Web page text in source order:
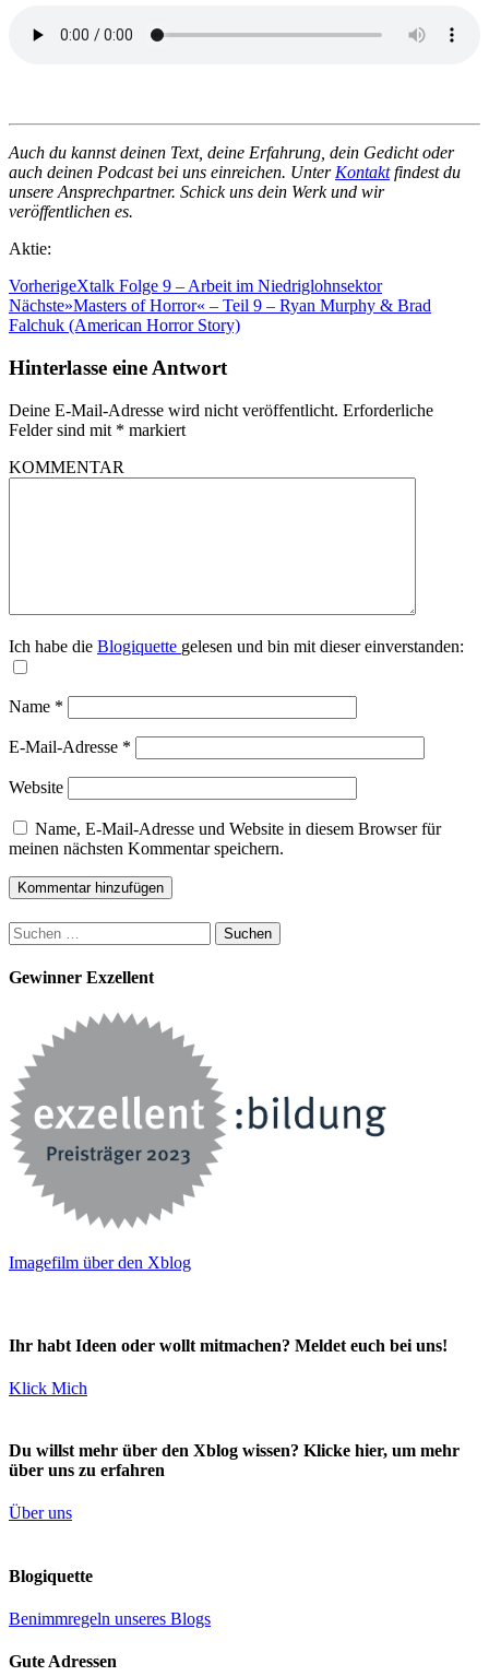
Auch du kannst deinen Text, deine Erfahrung, dein Gedicht oder
auch deinen Podcast bei uns einreichen. Unter Kontaktfindest du
unsere Ansprechpartner. Schick uns dein Werk und wir
veröffentlichen es.
Aktie:
VorherigeXtalk Folge 9 – Arbeit im Niedriglohnsektor
Nächste»Masters of Horror« – Teil 9 – Ryan Murphy & Brad
Falchuk (American Horror Story)
Hinterlasse eine Antwort
Deine E-Mail-Adresse wird nicht veröffentlicht. Erforderliche
Felder sind mit * markiert
KOMMENTAR
Ich habe die Blogiquette gelesen und bin mit dieser einverstanden:
Name *
E-Mail-Adresse *
Website
Name, E-Mail-Adresse und Website in diesem Browser für
meinen nächsten Kommentar speichern.
Suchen
nach:
Gewinner Exzellent
Imagefilm über den Xblog
Ihr habt Ideen oder wollt mitmachen? Meldet euch bei uns!
Klick Mich
Du willst mehr über den Xblog wissen? Klicke hier, um mehr
über uns zu erfahren
Über uns
Blogiquette
Benimmregeln unseres Blogs
Gute Adressen